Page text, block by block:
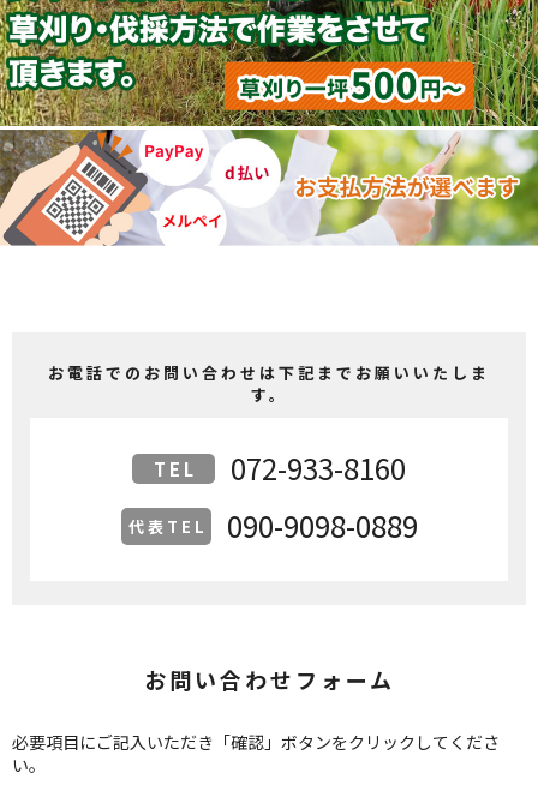
お電話でのお問い合わせは下記までお願いいたしま
す。
TEL 072-933-8160
代表TEL 090-9098-0889
お問い合わせフォーム
必要項目にご記入いただき「確認」ボタンをクリックしてくださ
い。